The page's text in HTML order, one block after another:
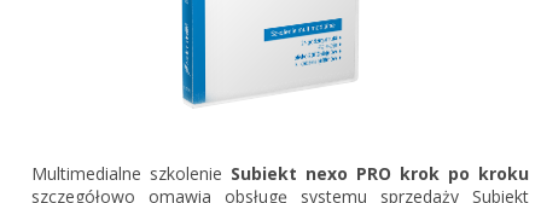
Gestor nexo PRO krok po kroku
KSeF w Subiekcie GT
KSeF w Subiekcie nexo/nexo PRO
Portal Dokumentów z obsługą KSeF dla firm
Multimedialne szkolenie Subiekt nexo PRO krok po kroku
szczegółowo omawia obsługę systemu sprzedaży Subiekt